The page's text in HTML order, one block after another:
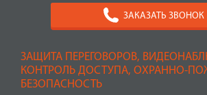
ЗАЩИТА ПЕРЕГОВОРОВ,
КОНТРОЛЬ ДОСТУПА, ОХРАННО-
БЕЗОПАСНОСТЬ
ЗАКАЗАТЬ ЗВОНОК